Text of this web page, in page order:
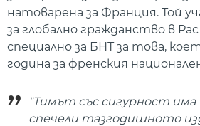
натоварена за Франция. Той
за глобално гражданство в
специално за БНТ за това,
година за френския
"Тимът със сигурност има
спечели тазгодишното